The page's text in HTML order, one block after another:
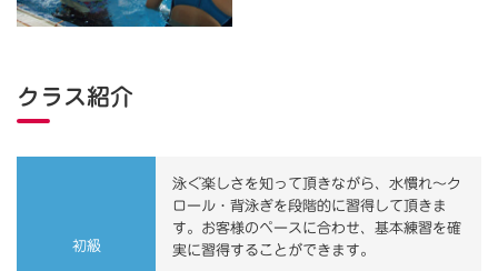
クラス紹介
初級
泳ぐ楽しさを知って頂きながら、水慣れ～ク
ロール・背泳ぎを段階的に習得して頂きま
す。お客様のペースに合わせ、基本練習を確
実に習得することができます。